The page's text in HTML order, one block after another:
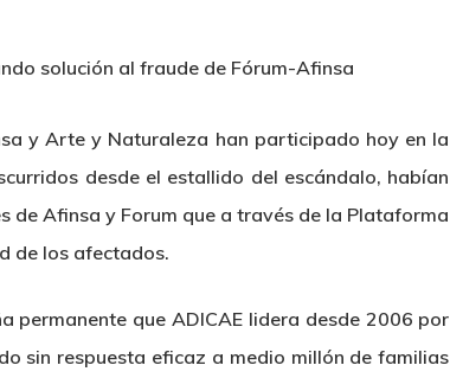
solución al fraude de Fórum-Afinsa
y Arte y Naturaleza han participado hoy en la
desde el estallido del escándalo, habían
de Afinsa y Forum que a través de la Plataforma
de los afectados.
permanente que ADICAE lidera desde 2006 por
sin respuesta eficaz a medio millón de familias